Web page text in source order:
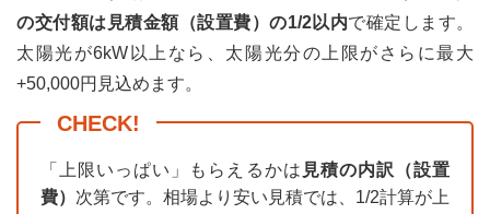
件
4.2
川口
申請
関す
る条
件
の交付額は見積金額（設置費）の1/2以内で確定します。
太陽光が6kW以上なら、太陽光分の上限がさらに最大
+50,000円見込めます。
「上限いっぱい」もらえるかは 見積の内訳（設置
費） 次第です。相場より安い見積では、1/2計算が上